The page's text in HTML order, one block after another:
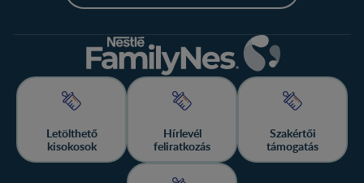
Letölthető
kisokosok
Hírlevél
feliratkozás
Szakértői
támogatás